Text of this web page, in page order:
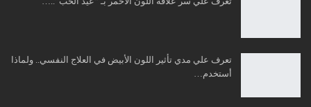
تعرف علي مدي تأثير اللون الأبيض في العلاج النفسي.. ولماذا
أستخدم…